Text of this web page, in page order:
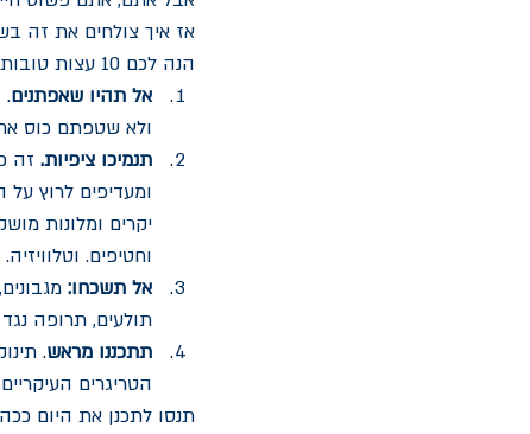
אז איך צולחים את זה
הנה לכם 10 עצות טובות מלמודות ניסיון:
אל תהיו שאפתנים.
ולא שטפתם כוס
תנמיכו ציפיות.
ומעדיפים לרוץ
יקרים ומלונות
וחטיפים. וטלוויזיה.
אל תשכחו:
תולעים, תרופה נגד
תתכננו מראש.
הטריגרים
תנסו לתכנן את היום